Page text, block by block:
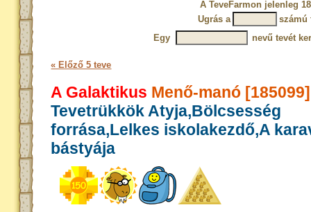
A TeveFarmon jelenleg
Ugrás a
számú
Egy
nevű tevét
« Előző 5 teve
A Galaktikus Menő-manó [185099]
Tevetrükkök Atyja,Bölcsesség
forrása,Lelkes iskolakezdő,A
bástyája